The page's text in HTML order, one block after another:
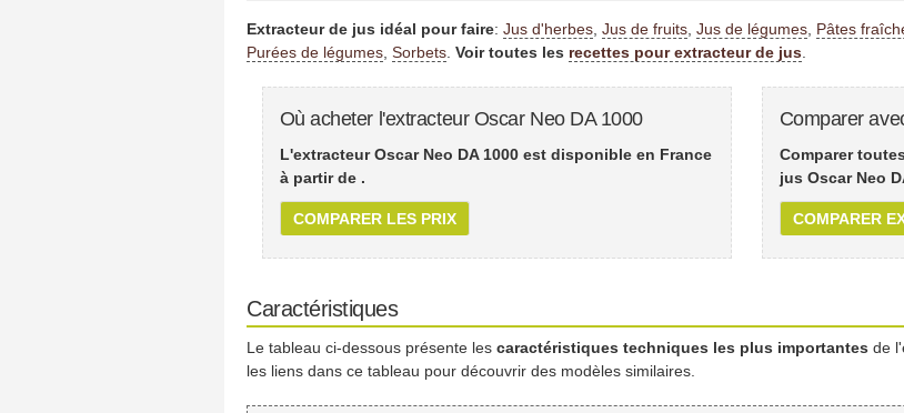
Extracteur de jus idéal pour faire: Jus d'herbes Jus de fruits Jus de légumes Pâtes
Purées de légumes Sorbets Voir toutes les recettes pour extracteur de jus
Où acheter l'extracteur Oscar Neo DA 1000
L'extracteur Oscar Neo DA 1000 est disponible en France
à partir de .
COMPARER LES PRIX
Comparer
Comparer
jus Oscar Neo
COMPARER
Caractéristiques
Le tableau ci-dessous présente les caractéristiques techniques les plus importantes de
les liens dans ce tableau pour découvrir des modèles similaires.